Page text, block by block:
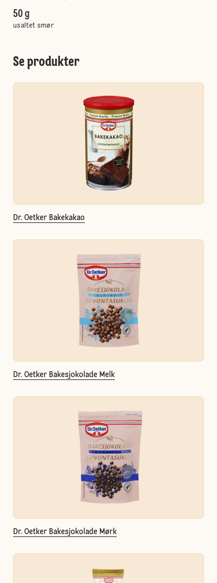
50 g
usaltet smør
Se produkter
Dr. Oetker Bakekakao
Dr. Oetker Bakesjokolade Melk
Dr. Oetker Bakesjokolade Mørk